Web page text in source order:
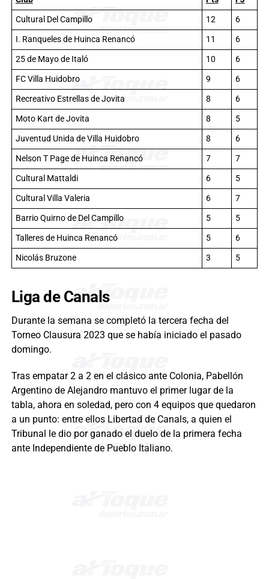
Cultural Del Campillo
12
6
I. Ranqueles de Huinca Renancó
11
6
25 de Mayo de Italó
10
6
FC Villa Huidobro
9
6
Recreativo Estrellas de Jovita
8
6
Moto Kart de Jovita
8
5
Juventud Unida de Villa Huidobro
8
6
Nelson T Page de Huinca Renancó
7
7
Cultural Mattaldi
6
5
Cultural Villa Valeria
6
7
Barrio Quirno de Del Campillo
5
5
Talleres de Huinca Renancó
5
6
Nicolás Bruzone
3 5
Liga de Canals
Durante la semana se completó la tercera fecha del
Torneo Clausura 2023 que se había iniciado el pasado
domingo.
Tras empatar 2 a 2 en el clásico ante Colonia, Pabellón
Argentino de Alejandro mantuvo el primer lugar de la
tabla, ahora en soledad, pero con 4 equipos que quedaron
a un punto: entre ellos Libertad de Canals, a quien el
Tribunal le dio por ganado el duelo de la primera fecha
ante Independiente de Pueblo Italiano.